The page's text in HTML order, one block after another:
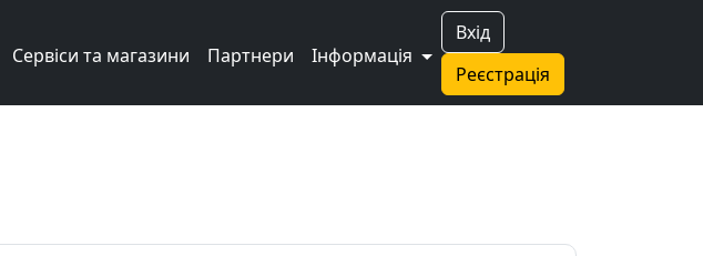
Вхід
Реєстрація
Сервіси та магазини Партнери Інформація